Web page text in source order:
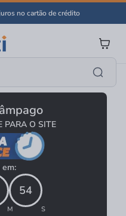
no cartão de crédito
PARA O SITE
M
53
S